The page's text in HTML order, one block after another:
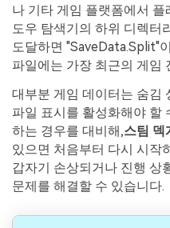
나 기타 게임 플랫폼에서
도우 탐색기의 하위 디렉터
도달하면 "SaveData.Split"
파일에는 가장 최근의 게임
대부분 게임 데이터는 숨김
파일 표시를 활성화해야 할
하는 경우를 대비해,스팀 덱
있으면 처음부터 다시 시작
갑자기 손상되거나 진행 상
문제를 해결할 수 있습니다.